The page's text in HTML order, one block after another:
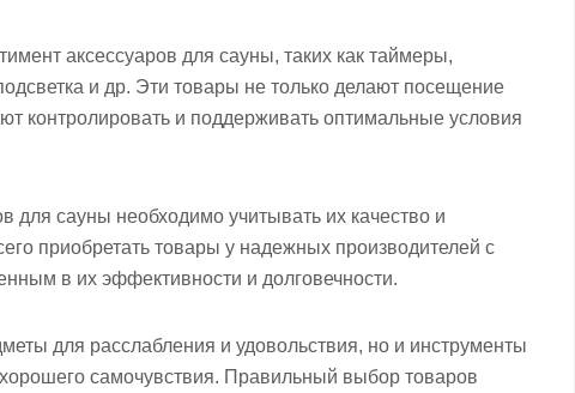
аксессуаров для сауны, таких как таймеры,
и др. Эти товары не только делают посещение
контролировать и поддерживать оптимальные условия
для сауны необходимо учитывать их качество и
приобретать товары у надежных производителей с
в их эффективности и долговечности.
для расслабления и удовольствия, но и инструменты
самочувствия. Правильный выбор товаров